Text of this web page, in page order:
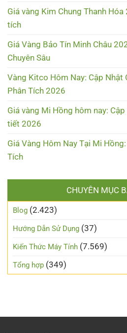
Giá vàng Kim Chung Thanh
tích
Giá Vàng Bảo Tín Minh Châu
Chuyên Sâu
Vàng Kitco Hôm Nay: Cập Nhật
Phân Tích 2026
Giá vàng Mi Hồng hôm nay:
tiết 2026
Giá Vàng Hôm Nay Tại Mi
Tích
CHUYÊN MỤC
Blog (2.423)
Hướng Dẫn Sử Dụng (37)
Kiến Thức Máy Tính (7.569)
Tổng hợp (349)